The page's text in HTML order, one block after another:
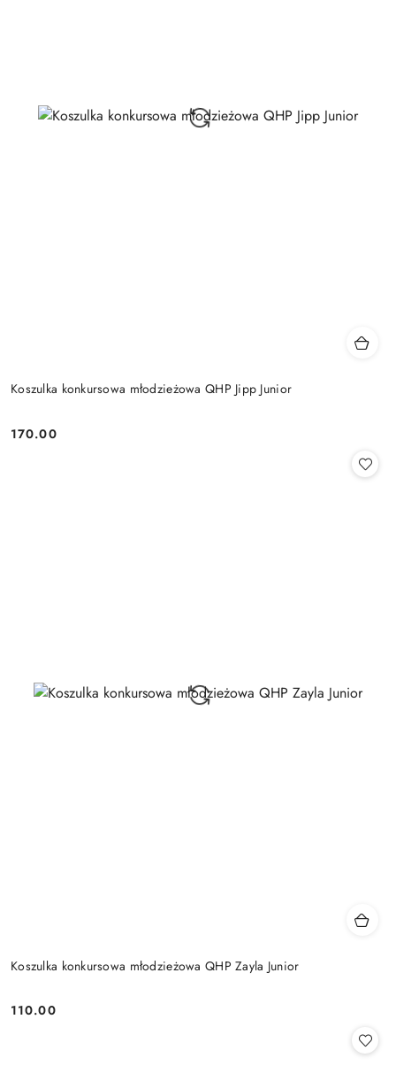
Koszulka konkursowa młodzieżowa QHP Jipp Junior
Cena:
170.00
Koszulka konkursowa młodzieżowa QHP Zayla Junior
Cena:
110.00